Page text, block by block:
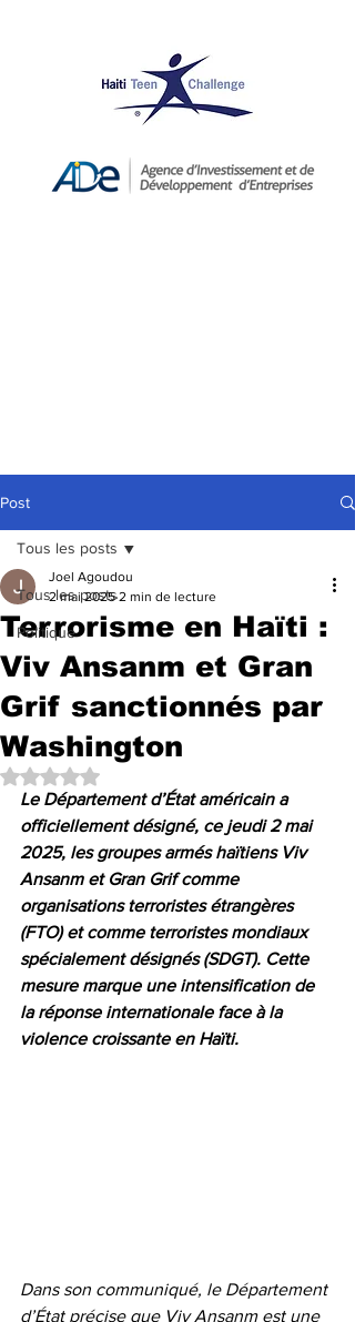
Post
Tous les posts
Politique
Tous les posts
Terrorisme en Haïti :
Viv Ansanm et Gran
Grif sanctionnés par
Washington
Joel Agoudou
2 mai 2025 2 min de lecture
Noté NaN étoiles sur 5.
Le Département d’État américain a
officiellement désigné, ce jeudi 2 mai
2025, les groupes armés haïtiens Viv
Ansanm et Gran Grif comme
organisations terroristes étrangères
(FTO) et comme terroristes mondiaux
spécialement désignés (SDGT). Cette
mesure marque une intensification de
la réponse internationale face à la
violence croissante en Haïti.
Dans son communiqué, le Département
d’État précise que Viv Ansanm est une